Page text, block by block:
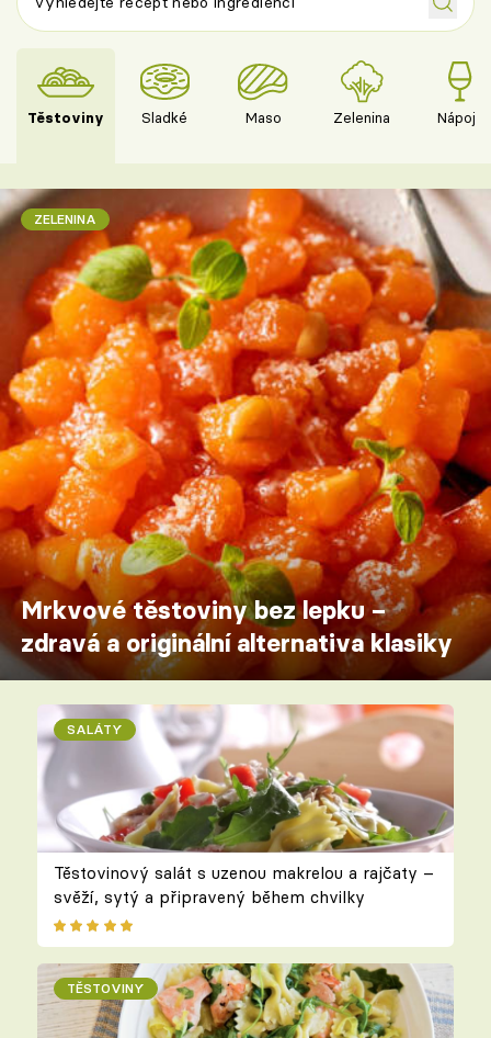
Těstoviny Sladké Maso Zelenina Nápoje
ZELENINA
Mrkvové těstoviny bez lepku –
zdravá a originální alternativa klasiky
SALÁTY
Těstovinový salát s uzenou makrelou a rajčaty –
svěží, sytý a připravený během chvilky
TĚSTOVINY